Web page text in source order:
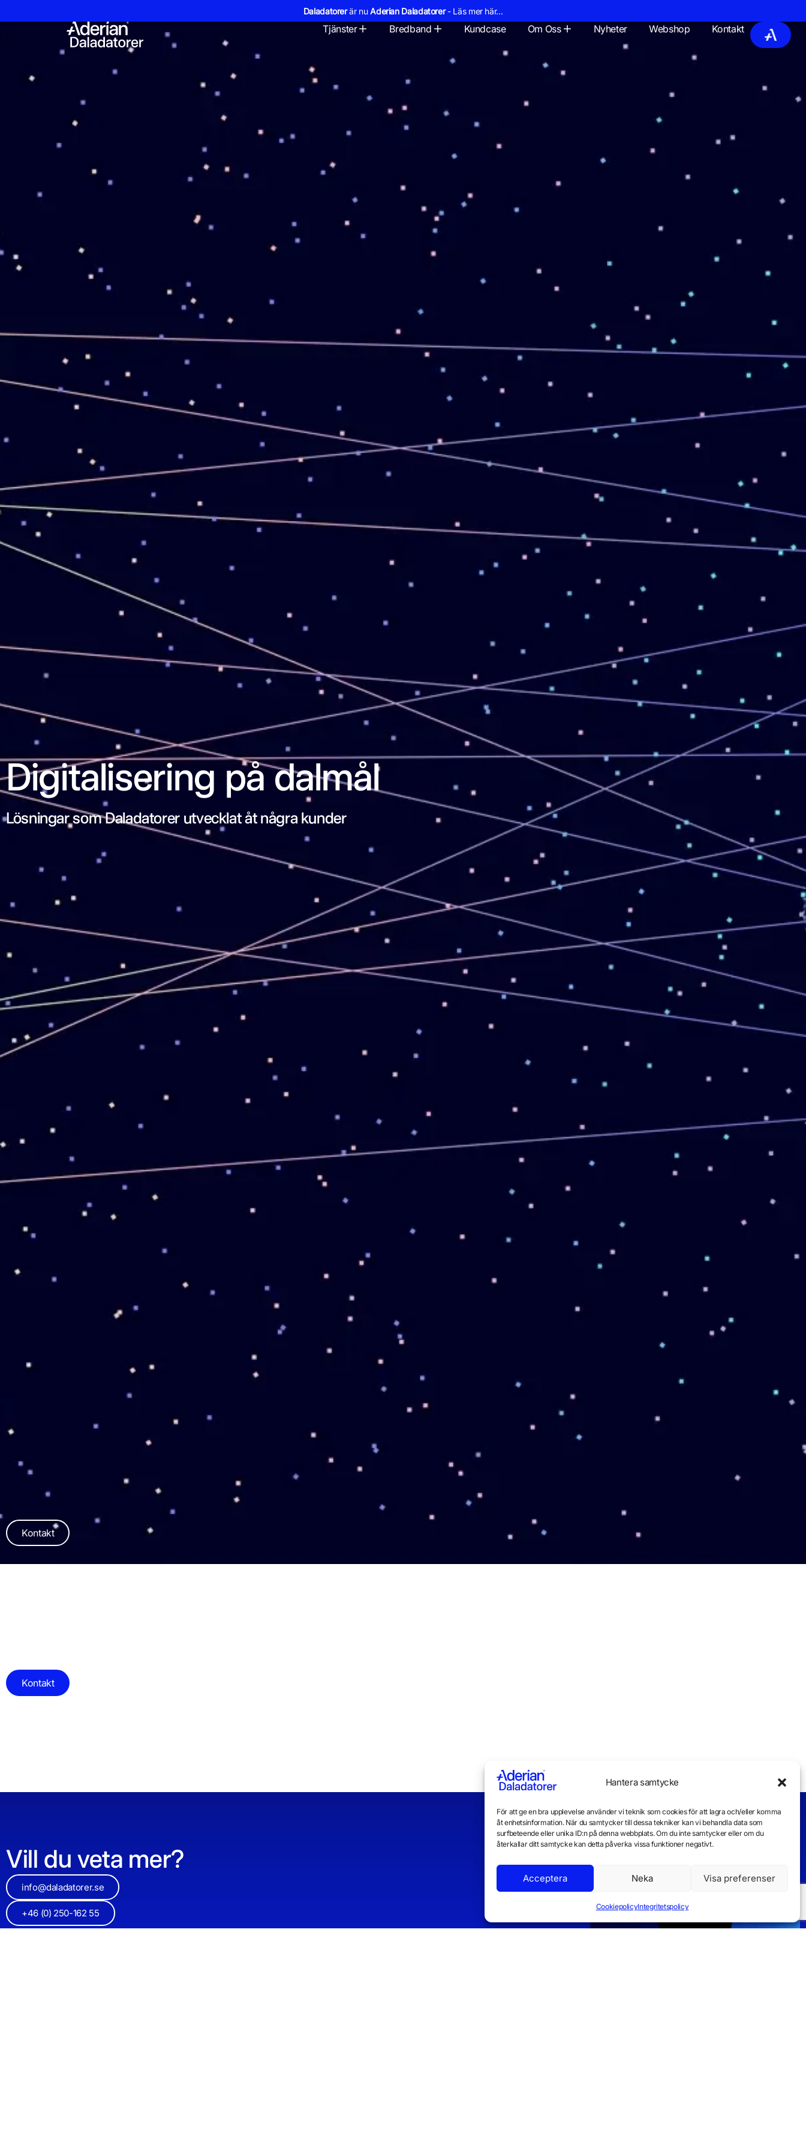
Hantera samtycke
För att ge en bra upplevelse använder vi teknik som cookies för att lagra och/eller komma
åt enhetsinformation. När du samtycker till dessa tekniker kan vi behandla data som
surfbeteende eller unika ID:n på denna webbplats. Om du inte samtycker eller om du
återkallar ditt samtycke kan detta påverka vissa funktioner negativt.
Acceptera Neka Visa preferenser
CookiepolicyIntegritetspolicy
Daladatorerär nuAderian Daladatorer- Läs mer här...
Tjänster Bredband Kundcase Om Oss Nyheter Webshop Kontakt
Digitalisering på dalmål
Lösningar som Daladatorer utvecklat åt några kunder
Kontakt
Kontakt
Vill du veta mer?
info@daladatorer.se
+46 (0) 250-162 55